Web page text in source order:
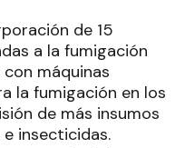
de 15
a la fumigación
máquinas
la fumigación en los
de más insumos
insecticidas.